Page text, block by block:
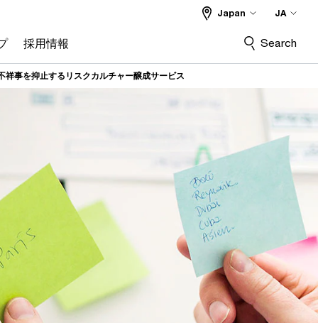
採用情報
Japan JA
Search
祥事を抑止するリスクカルチャー醸成サービス​